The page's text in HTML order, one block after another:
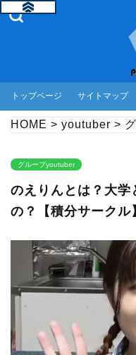
トップページ サイトマップ
HOME > youtuber >
グループyoutuber
のえりんとは？大学
の？【積分サークル